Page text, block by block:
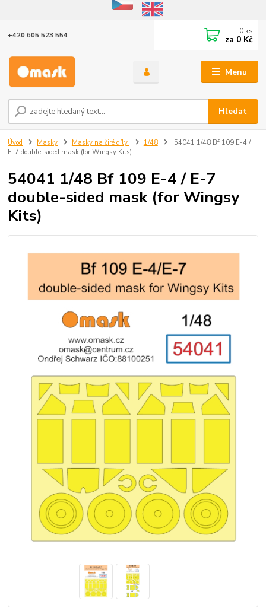
Eshop v provozu do 31.10.2026
Menu
Hledat
+420 605 523 554 0 ks
za 0 Kč
Úvod Masky Masky na čiré díly 1/48
54041 1/48 Bf 109 E-4 /
E-7 double-sided mask (for Wingsy Kits)
54041 1/48 Bf 109 E-4 / E-7
double-sided mask (for Wingsy
Kits)